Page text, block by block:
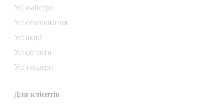
Усі майстри
Усі оголошення
Усі акції
Усі об’єкти
Усі тендери
Для клієнтів